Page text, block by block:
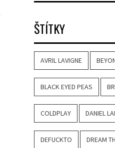
ŠTÍTKY
AVRIL LAVIGNE
BLACK EYED PEAS
COLDPLAY DANIEL
DEFUCKTO DREAM